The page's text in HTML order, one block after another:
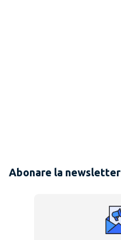
Abonare la newsletter